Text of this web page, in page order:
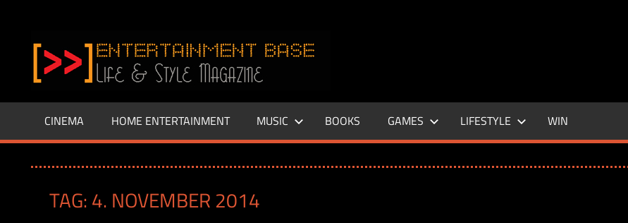
springen
–
LIFE
Base.de
CINEMA HOME ENTERTAINMENT MUSIC BOOKS GAMES LIFESTYLE WIN
TAG:4. NOVEMBER 2014